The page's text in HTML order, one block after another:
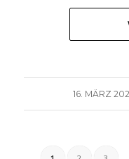
16. MÄRZ
/